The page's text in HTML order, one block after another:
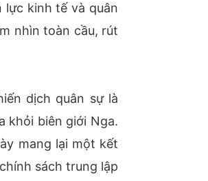
lực kinh tế và quân
nhìn toàn cầu, rút
dịch quân sự là
khỏi biên giới Nga.
mang lại một kết
sách trung lập